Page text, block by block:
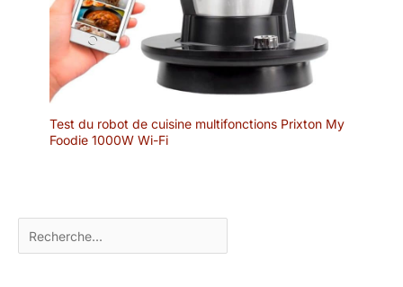
Test du robot de cuisine multifonctions Prixton My
Foodie 1000W Wi-Fi
Rechercher